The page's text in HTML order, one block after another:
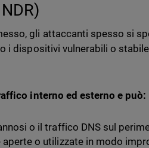
gli attaccanti spesso si
i dispositivi vulnerabili o
interno ed esterno e può:
o il traffico DNS sul
aperte o utilizzate in modo